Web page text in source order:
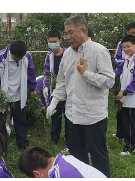
快評 央視網評 光華銳評 鋒面
4K專區 全景新聞
一次 人生第二次
NBA 中超 國足 國際足球
體育 冰雪道路 足球道路
文化 旅游 科普 健康
智敬中國 全民健康 顏選攻略